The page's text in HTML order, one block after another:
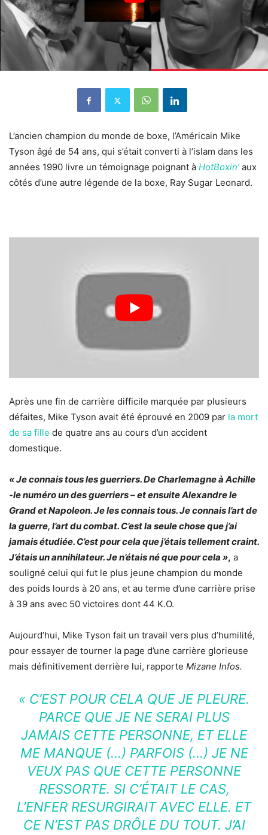
L’ancien champion du monde de boxe, l’Américain Mike
Tyson âgé de 54 ans, qui s’était converti à l’islam dans les
années 1990 livre un témoignage poignant à HotBoxin’ aux
côtés d’une autre légende de la boxe, Ray Sugar Leonard.
Après une fin de carrière difficile marquée par plusieurs
défaites, Mike Tyson avait été éprouvé en 2009 par la mort
de sa fille de quatre ans au cours d’un accident
domestique.
« Je connais tous les guerriers. De Charlemagne à Achille
-le numéro un des guerriers – et ensuite Alexandre le
Grand et Napoleon. Je les connais tous. Je connais l’art de
la guerre, l’art du combat. C’est la seule chose que j’ai
jamais étudiée. C’est pour cela que j’étais tellement craint.
J’étais un annihilateur. Je n’étais né que pour cela », a
souligné celui qui fut le plus jeune champion du monde
des poids lourds à 20 ans, et au terme d’une carrière prise
à 39 ans avec 50 victoires dont 44 K.O.
Aujourd’hui, Mike Tyson fait un travail vers plus d’humilité,
pour essayer de tourner la page d’une carrière glorieuse
mais définitivement derrière lui, rapporte Mizane Infos.
« C’EST POUR CELA QUE JE PLEURE.
PARCE QUE JE NE SERAI PLUS
JAMAIS CETTE PERSONNE, ET ELLE
ME MANQUE (…) PARFOIS (…) JE NE
VEUX PAS QUE CETTE PERSONNE
RESSORTE. SI C’ÉTAIT LE CAS,
L’ENFER RESURGIRAIT AVEC ELLE. ET
CE N’EST PAS DRÔLE DU TOUT. J’AI